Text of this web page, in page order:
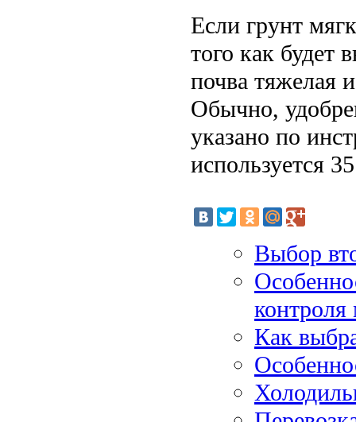
Если грунт
того как будет
почва тяжелая
Обычно,
указано по
используется
Выбор
Как